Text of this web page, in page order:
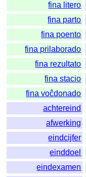
fina litero
fina parto
fina poento
fina prilaborado
fina rezultato
fina stacio
fina voĉdonado
achtereind
afwerking
eindcijfer
einddoel
eindexamen